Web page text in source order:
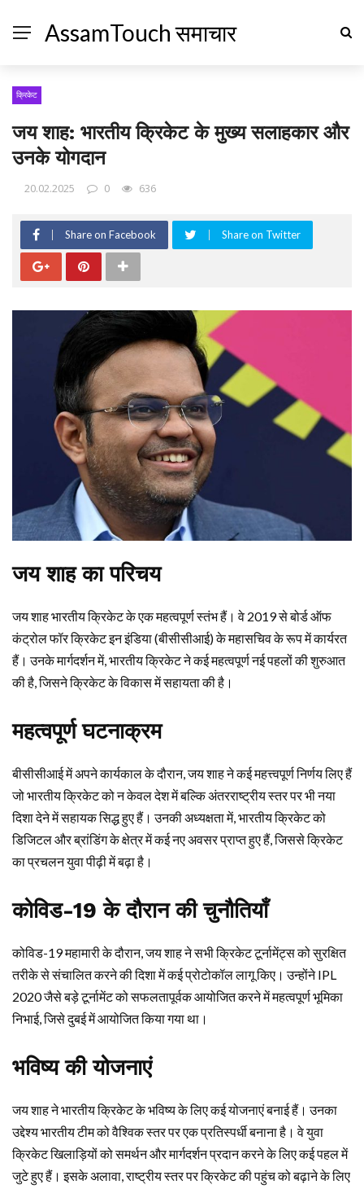
AssamTouch समाचार
क्रिकेट
जय शाह: भारतीय क्रिकेट के मुख्य सलाहकार और
उनके योगदान
20.02.2025 0 636
Share on Facebook Share on Twitter
जय शाह का परिचय
जय शाह भारतीय क्रिकेट के एक महत्वपूर्ण स्तंभ हैं। वे 2019 से बोर्ड ऑफ
कंट्रोल फॉर क्रिकेट इन इंडिया (बीसीसीआई) के महासचिव के रूप में कार्यरत
हैं। उनके मार्गदर्शन में, भारतीय क्रिकेट ने कई महत्वपूर्ण नई पहलों की शुरुआत
की है, जिसने क्रिकेट के विकास में सहायता की है।
महत्वपूर्ण घटनाक्रम
बीसीसीआई में अपने कार्यकाल के दौरान, जय शाह ने कई महत्त्वपूर्ण निर्णय लिए हैं
जो भारतीय क्रिकेट को न केवल देश में बल्कि अंतरराष्ट्रीय स्तर पर भी नया
दिशा देने में सहायक सिद्ध हुए हैं। उनकी अध्यक्षता में, भारतीय क्रिकेट को
डिजिटल और ब्रांडिंग के क्षेत्र में कई नए अवसर प्राप्त हुए हैं, जिससे क्रिकेट
का प्रचलन युवा पीढ़ी में बढ़ा है।
कोविड-19 के दौरान की चुनौतियाँ
कोविड-19 महामारी के दौरान, जय शाह ने सभी क्रिकेट टूर्नामेंट्स को सुरक्षित
तरीके से संचालित करने की दिशा में कई प्रोटोकॉल लागू किए। उन्होंने IPL
2020 जैसे बड़े टूर्नामेंट को सफलतापूर्वक आयोजित करने में महत्वपूर्ण भूमिका
निभाई, जिसे दुबई में आयोजित किया गया था।
भविष्य की योजनाएं
जय शाह ने भारतीय क्रिकेट के भविष्य के लिए कई योजनाएं बनाई हैं। उनका
उद्देश्य भारतीय टीम को वैश्विक स्तर पर एक प्रतिस्पर्धी बनाना है। वे युवा
क्रिकेट खिलाड़ियों को समर्थन और मार्गदर्शन प्रदान करने के लिए कई पहल में
जुटे हुए हैं। इसके अलावा, राष्ट्रीय स्तर पर क्रिकेट की पहुंच को बढ़ाने के लिए